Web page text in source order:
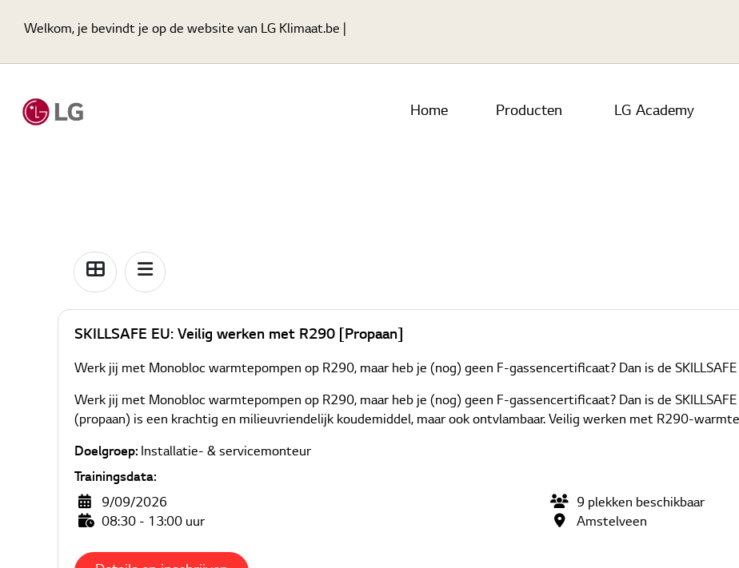
Home Producten LG Academy
Welkom, je bevindt je op de website van LG Klimaat.be
SKILLSAFE EU: Veilig werken met R290 [Propaan]
Werk jij met Monobloc warmtepompen op R290, maar heb je (nog) geen F-gassencertificaat? Dan is de
Werk jij met Monobloc warmtepompen op R290, maar heb je (nog) geen F-gassencertificaat? Dan is de
(propaan) is een krachtig en milieuvriendelijk koudemiddel, maar ook ontvlambaar. Veilig werken met R290-
Doelgroep: Installatie- & servicemonteur
Trainingsdata:
9/09/2026
08:30 - 13:00 uur
9 plekken beschikbaar
Amstelveen